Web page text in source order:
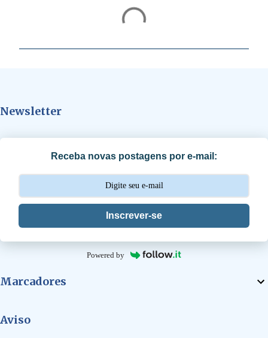
á
s
Newsletter
Receba novas postagens por e-mail:
Inscrever-se
Powered by
Marcadores
Aviso